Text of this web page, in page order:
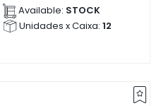
Available: STOCK
Unidades x Caixa: 12